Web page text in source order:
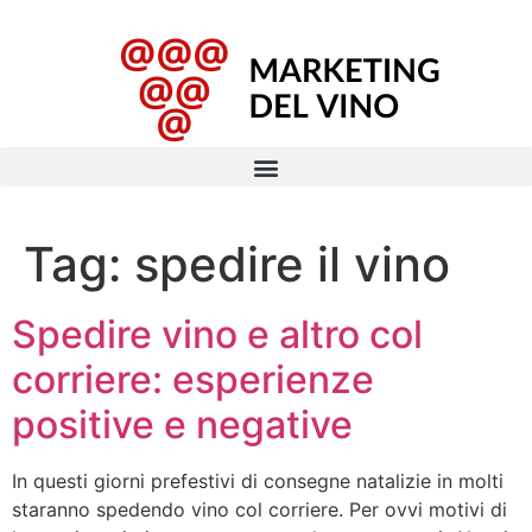
Tag: spedire il vino
Spedire vino e altro col
corriere: esperienze
positive e negative
In questi giorni prefestivi di consegne natalizie in molti
staranno spedendo vino col corriere. Per ovvi motivi di